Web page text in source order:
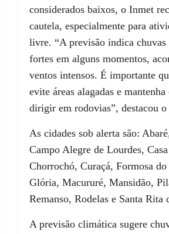
considerados baixos, o Inmet
cautela, especialmente para
livre. “A previsão indica chuvas
fortes em alguns momentos,
ventos intensos. É importante
evite áreas alagadas e
dirigir em rodovias”, destacou
As cidades sob alerta são:
Campo Alegre de Lourdes,
Chorrochó, Curaçá, Formosa
Glória, Macururé, Mansidão,
Remanso, Rodelas e Santa Rita
A previsão climática sugere